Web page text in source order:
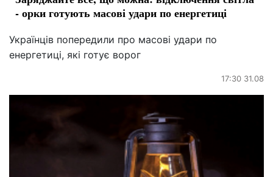
- орки готують масові удари по енергетиці
Українців попередили про масові удари по
енергетиці, які готує ворог
17:30 31.08